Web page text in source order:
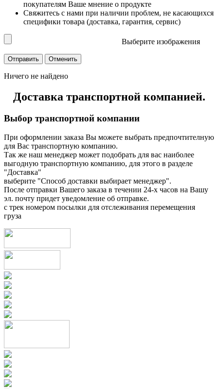
покупателям Ваше мнение о продукте
Свяжитесь с нами при наличии проблем, не касающихся
специфики товара (доставка, гарантия, сервис)
Выберите изображения
Ничего не найдено
Доставка транспортной компанией.
Выбор транспортной компании
При оформлении заказа Вы можете выбрать предпочтителную
для Вас транспортную компанию.
Так же наш менеджер может подобрать для вас наиболее
выгодную транспортную компанию, для этого в разделе
"Доставка"
выберите "Способ доставки выбирает менеджер".
После отправки Вашего заказа в течении 24-х часов на Вашу
эл. почту придет уведомление об отправке.
с трек номером посылки для отслеживания перемещения
груза